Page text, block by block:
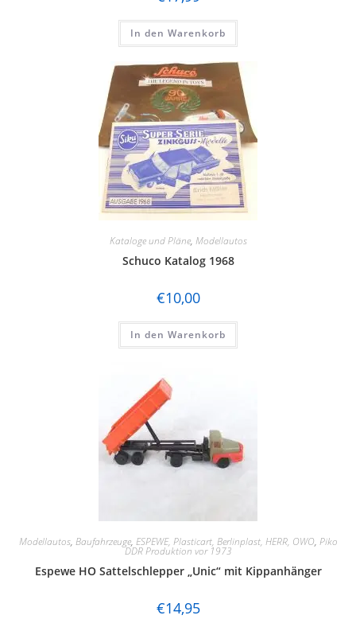
In den Warenkorb
Kataloge und Pläne, Modellautos
Schuco Katalog 1968
€10,00
In den Warenkorb
Modellautos, Baufahrzeuge, ESPEWE, Plasticart, Berlinplast, HERR, OWO, Piko
DDR Produktion vor 1973
Espewe HO Sattelschlepper „Unic“ mit Kippanhänger
€14,95